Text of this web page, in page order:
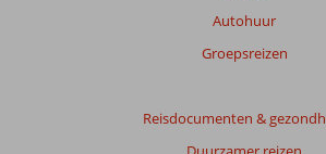
Autohuur
Groepsreizen
Reisdocumenten &